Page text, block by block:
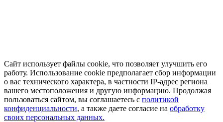
Сайт использует файлы cookie, что позволяет улучшить его
работу. Использование cookie предполагает сбор информации
о вас технического характера, в частности IP-адрес региона
вашего местоположения и другую информацию. Продолжая
пользоваться сайтом, вы соглашаетесь с политикой
конфиденциальности, а также даете согласие на обработку
своих персональных данных.